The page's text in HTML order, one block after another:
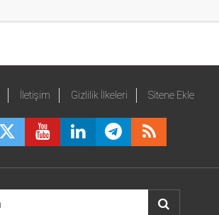
İletişim Gizlilik İlkeleri Sitene Ekle